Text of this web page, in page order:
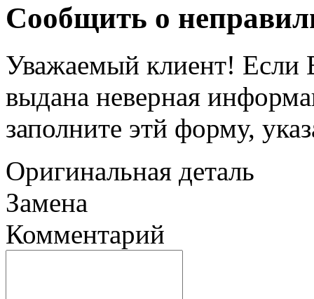
Сообщить о
Уважаемый клиент! Если
выдана неверная
заполните этй форму,
Оригинальная деталь
Замена
Комментарий